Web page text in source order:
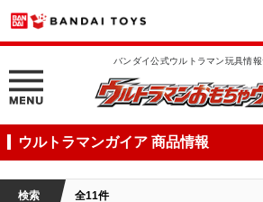
バンダイ公式ウルトラマン玩具情報
ウルトラマンガイア 商品情報
検索 全11件